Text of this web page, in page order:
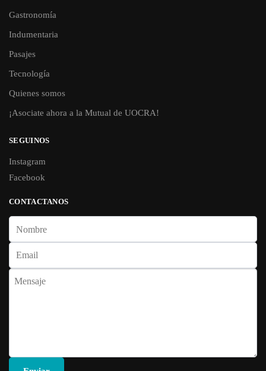
Gastronomía
Indumentaria
Pasajes
Tecnología
Quienes somos
¡Asociate ahora a la Mutual de UOCRA!
SEGUINOS
Instagram
Facebook
CONTACTANOS